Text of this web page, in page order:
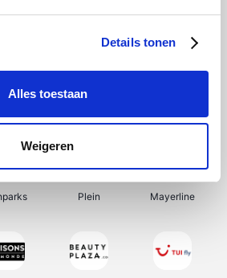
Details tonen
Alles toestaan
Weigeren
Bergfreunde Smartwatchbanden
Plein Mayerline